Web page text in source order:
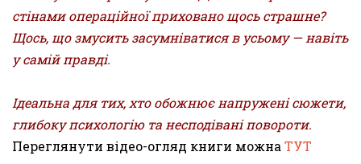
стінами операційної приховано щось страшне?
Щось, що змусить засумніватися в усьому — навіть
у самій правді.
Ідеальна для тих, хто обожнює напружені сюжети,
глибоку психологію та несподівані повороти.
Переглянути відео-огляд книги можна ТУТ